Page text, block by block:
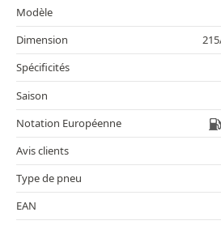
Modèle
Dimension
Spécificités
Saison
Notation Européenne
Avis clients
Type de pneu
EAN